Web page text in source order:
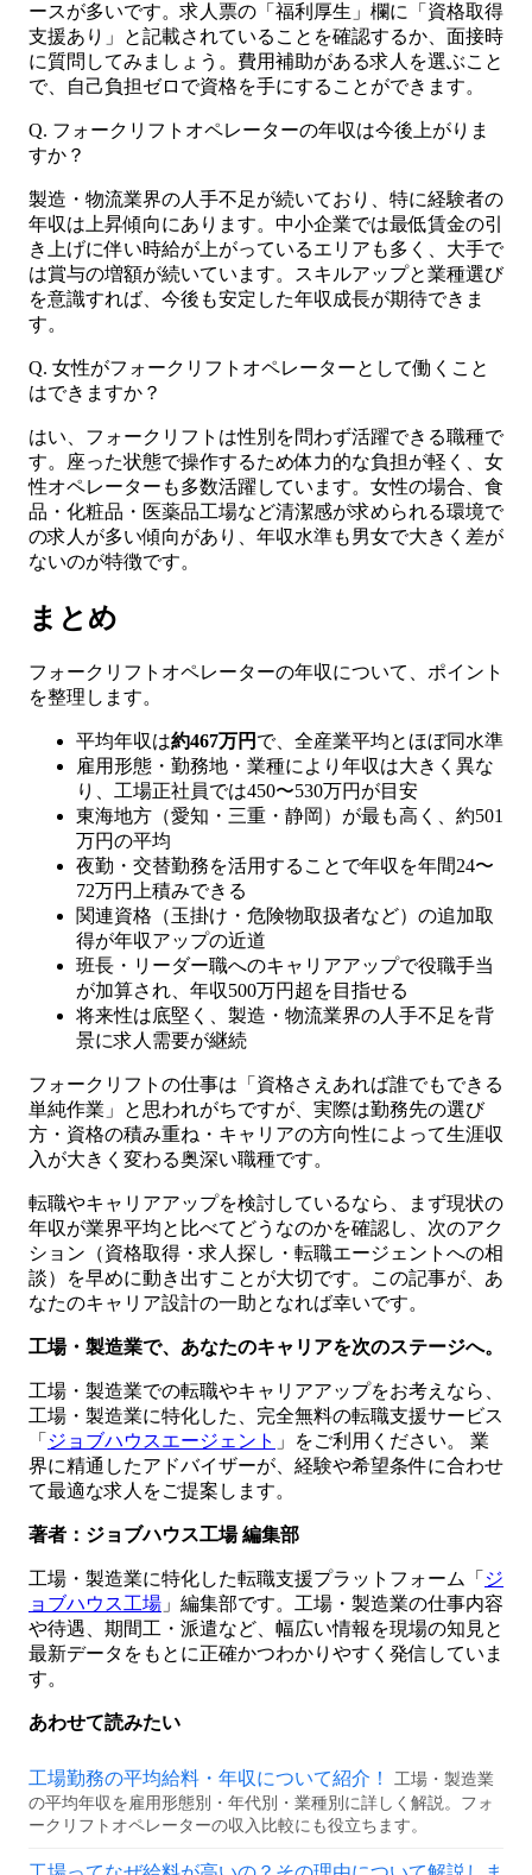
ースが多いです。求人票の「福利厚生」欄に「資格取得
支援あり」と記載されていることを確認するか、面接時
に質問してみましょう。費用補助がある求人を選ぶこと
で、自己負担ゼロで資格を手にすることができます。
Q. フォークリフトオペレーターの年収は今後上がりま
すか？
製造・物流業界の人手不足が続いており、特に経験者の
年収は上昇傾向にあります。中小企業では最低賃金の引
き上げに伴い時給が上がっているエリアも多く、大手で
は賞与の増額が続いています。スキルアップと業種選び
を意識すれば、今後も安定した年収成長が期待できま
す。
Q. 女性がフォークリフトオペレーターとして働くこと
はできますか？
はい、フォークリフトは性別を問わず活躍できる職種で
す。座った状態で操作するため体力的な負担が軽く、女
性オペレーターも多数活躍しています。女性の場合、食
品・化粧品・医薬品工場など清潔感が求められる環境で
の求人が多い傾向があり、年収水準も男女で大きく差が
ないのが特徴です。
まとめ
フォークリフトオペレーターの年収について、ポイント
を整理します。
平均年収は約467万円 で、全産業平均とほぼ同水準
雇用形態・勤務地・業種により年収は大きく異な
り、工場正社員では450〜530万円が目安
東海地方（愛知・三重・静岡）が最も高く、約501
万円の平均
夜勤・交替勤務を活用することで年収を年間24〜
72万円上積みできる
関連資格（玉掛け・危険物取扱者など）の追加取
得が年収アップの近道
班長・リーダー職へのキャリアアップで役職手当
が加算され、年収500万円超を目指せる
将来性は底堅く、製造・物流業界の人手不足を背
景に求人需要が継続
フォークリフトの仕事は「資格さえあれば誰でもできる
単純作業」と思われがちですが、実際は勤務先の選び
方・資格の積み重ね・キャリアの方向性によって生涯収
入が大きく変わる奥深い職種です。
転職やキャリアアップを検討しているなら、まず現状の
年収が業界平均と比べてどうなのかを確認し、次のアク
ション（資格取得・求人探し・転職エージェントへの相
談）を早めに動き出すことが大切です。この記事が、あ
なたのキャリア設計の一助となれば幸いです。
工場・製造業で、あなたのキャリアを次のステージへ。
工場・製造業での転職やキャリアアップをお考えなら、
工場・製造業に特化した、完全無料の転職支援サービス
「 ジョブハウスエージェント 」をご利用ください。 業
界に精通したアドバイザーが、経験や希望条件に合わせ
て最適な求人をご提案します。
著者：ジョブハウス工場 編集部
工場・製造業に特化した転職支援プラットフォーム「 ジ
ョブハウス工場 」編集部です。工場・製造業の仕事内容
や待遇、期間工・派遣など、幅広い情報を現場の知見と
最新データをもとに正確かつわかりやすく発信していま
す。
あわせて読みたい
工場勤務の平均給料・年収について紹介！
工場・製造業
の平均年収を雇用形態別・年代別・業種別に詳しく解説。フォ
ークリフトオペレーターの収入比較にも役立ちます。